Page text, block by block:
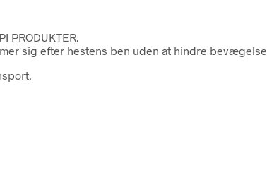
sig efter hestens ben uden at hindre bevægelse.